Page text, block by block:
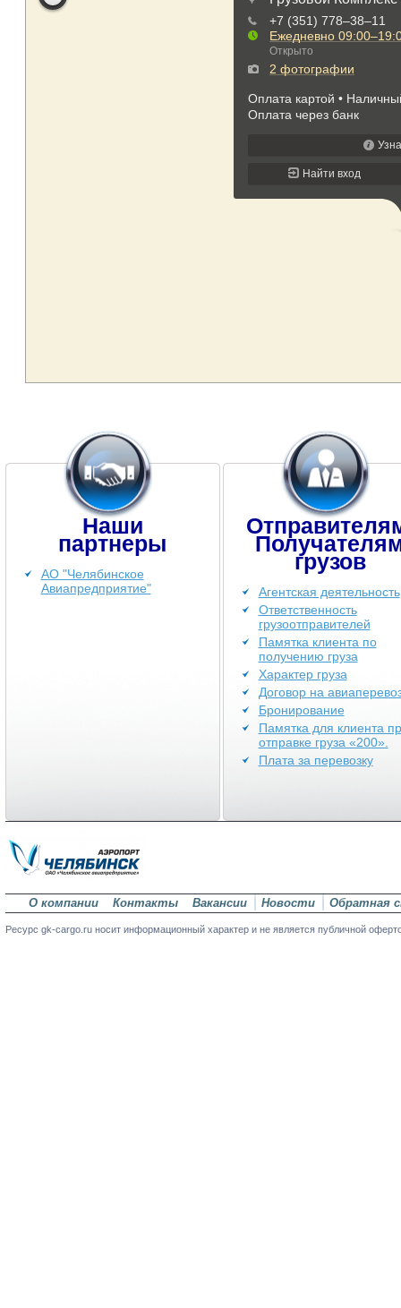
Наши
партнеры
АО "Челябинское
Авиапредприятие"
грузов
Агентская деятельность
Ответственность
грузоотправителей
Памятка клиента по
получению груза
Характер груза
Договор на
Бронирование
Памятка для клиента
отправке груза «200».
Плата за перевозку
О компании Контакты Вакансии Новости Обратная
Ресурс gk-cargo.ru носит информационный характер и не является публичной